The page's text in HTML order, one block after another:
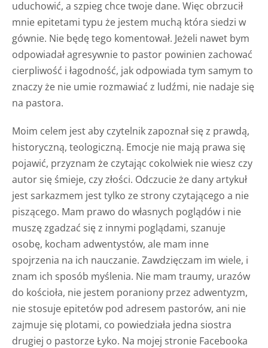
uduchowić, a szpieg chce twoje dane. Więc obrzucił
mnie epitetami typu że jestem muchą która siedzi w
gównie. Nie będę tego komentował. Jeżeli nawet bym
odpowiadał agresywnie to pastor powinien zachować
cierpliwość i łagodność, jak odpowiada tym samym to
znaczy że nie umie rozmawiać z ludźmi, nie nadaje się
na pastora.
Moim celem jest aby czytelnik zapoznał się z prawdą,
historyczną, teologiczną. Emocje nie mają prawa się
pojawić, przyznam że czytając cokolwiek nie wiesz czy
autor się śmieje, czy złości. Odczucie że dany artykuł
jest sarkazmem jest tylko ze strony czytającego a nie
piszącego. Mam prawo do własnych poglądów i nie
muszę zgadzać się z innymi poglądami, szanuje
osobę, kocham adwentystów, ale mam inne
spojrzenia na ich nauczanie. Zawdzięczam im wiele, i
znam ich sposób myślenia. Nie mam traumy, urazów
do kościoła, nie jestem poraniony przez adwentyzm,
nie stosuje epitetów pod adresem pastorów, ani nie
zajmuje się plotami, co powiedziała jedna siostra
drugiej o pastorze Łyko. Na mojej stronie Facebooka